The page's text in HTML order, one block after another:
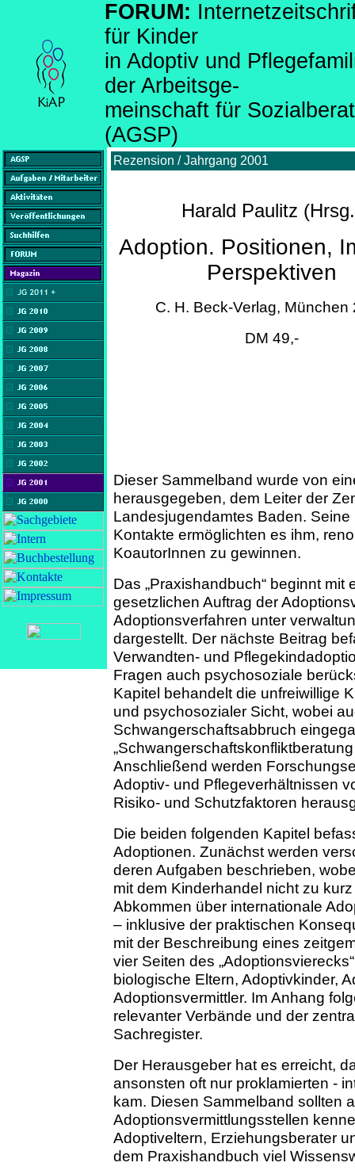
FORUM:
für Kinder
in Adoptiv und
der Arbeitsge-
meinschaft für
(AGSP)
Rezension / Jahrgang 2001
Harald Paulitz
Adoption. Positionen,
Perspektiven
C. H. Beck-Verlag, München
DM 49,-
Dieser Sammelband wurde von
herausgegeben, dem Leiter der
Landesjugendamtes Baden.
Kontakte ermöglichten es ihm,
KoautorInnen zu gewinnen.
Das „Praxishandbuch“ beginnt mit
gesetzlichen Auftrag der
Adoptionsverfahren unter
dargestellt. Der nächste Beitrag
Verwandten- und
Fragen auch psychosoziale
Kapitel behandelt die unfreiwillige
und psychosozialer Sicht, wobei
Schwangerschaftsabbruch
Anschließend werden
Adoptiv- und Pflegeverhältnissen
Risiko- und Schutzfaktoren
Die beiden folgenden Kapitel
Adoptionen. Zunächst werden
deren Aufgaben beschrieben,
mit dem Kinderhandel nicht zu
Abkommen über internationale
– inklusive der praktischen
mit der Beschreibung eines
vier Seiten des
biologische Eltern, Adoptivkinder,
Adoptionsvermittler. Im Anhang
relevanter Verbände und der
Sachregister.
Der Herausgeber hat es erreicht,
ansonsten oft nur proklamierten -
kam. Diesen Sammelband sollten
Adoptionsvermittlungsstellen
Adoptiveltern, Erziehungsberater
dem Praxishandbuch viel